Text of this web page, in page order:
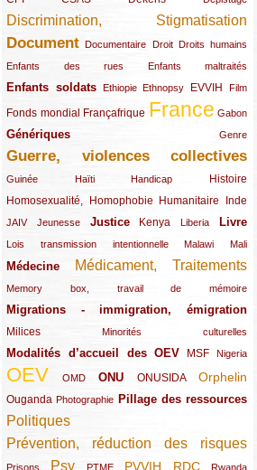
Discrimination, Stigmatisation
(131/289)
Document
(145/289) Documentaire
(9/289) Droit
(20/289) Droits humains
(22/289)
Enfants des rues
(21/289) Enfants maltraités
(10/289)
Enfants soldats
(68/289) Ethiopie
(12/289) Ethnopsy
(15/289) EVVIH
(55/289) Film
(22/289)
Fonds mondial
(48/289) Françafrique
(39/289) France
(289/289) Gabon
(12/289)
Génériques
(59/289) Genre
(22/289)
Guerre, violences collectives
(149/289)
Guinée
(12/289) Haïti
(15/289) Handicap
(10/289) Histoire
(49/289)
Homosexualité, Homophobie
(44/289) Humanitaire
(47/289) Inde
(34/289)
JAIV
(10/289)Jeunesse
(21/289) Justice
(65/289) Kenya
(35/289) Liberia
(25/289) Livre
(62/289)
Lois transmission intentionnelle
(24/289) Malawi
(11/289) Mali
(21/289)
Médecine
(62/289) Médicament, Traitements
(142/289)
Memory box, travail de mémoire
(11/289)
Migrations - immigration, émigration
(67/289)
Milices
(34/289) Minorités culturelles
(15/289)
Modalités d’accueil des OEV
(58/289) MSF
(54/289) Nigeria
(27/289)
OEV
(269/289) OMD
(26/289) ONU
(58/289) ONUSIDA
(44/289) Orphelin
(112/289)
Ouganda
(29/289) Photographie
(27/289) Pillage des ressources
(77/289)
Politiques
(120/289)
Prévention, réduction des risques
(131/289)
Prisons
(22/289) Psy
(119/289) PTME
(12/289) PVVIH
(111/289) RDC
(104/289) Rwanda
(23/289)